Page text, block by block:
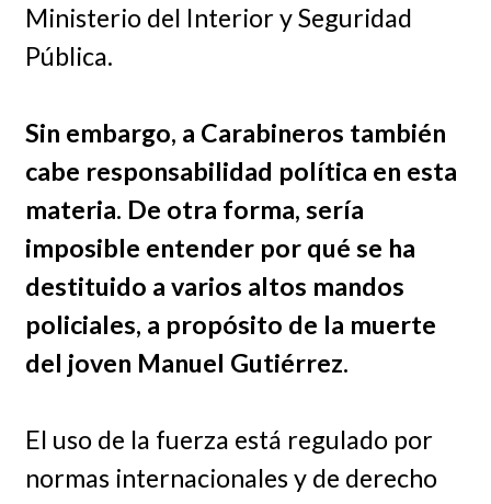
Ministerio del Interior y Seguridad
Pública.
Sin embargo, a Carabineros también
cabe responsabilidad política en esta
materia. De otra forma, sería
imposible entender por qué se ha
destituido a varios altos mandos
policiales, a propósito de la muerte
del joven Manuel Gutiérrez.
El uso de la fuerza está regulado por
normas internacionales y de derecho